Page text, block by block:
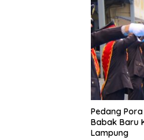
Pedang
Babak Baru
Lampung